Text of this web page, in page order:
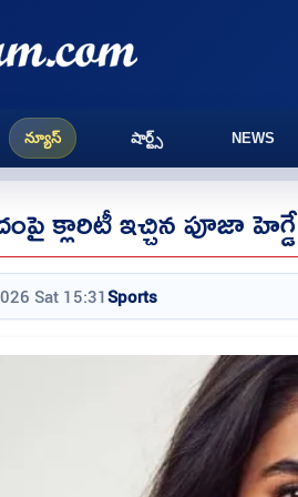
న్యూస్ షార్ట్స్ NEWS
క్లారిటీ ఇచ్చిన పూజా హెగ్డే
Sat 15:31Sports